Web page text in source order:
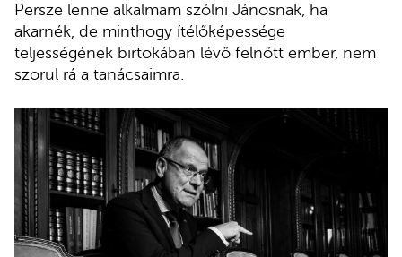
Persze lenne alkalmam szólni Jánosnak, ha
akarnék, de minthogy ítélőképessége
teljességének birtokában lévő felnőtt ember, nem
szorul rá a tanácsaimra.